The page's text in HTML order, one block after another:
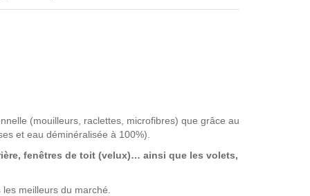
(mouilleurs, raclettes, microfibres) que grâce au
et eau déminéralisée à 100%).
fenêtres de toit (velux)… ainsi que les volets,
meilleurs du marché.